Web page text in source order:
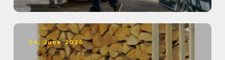
04. June 2026